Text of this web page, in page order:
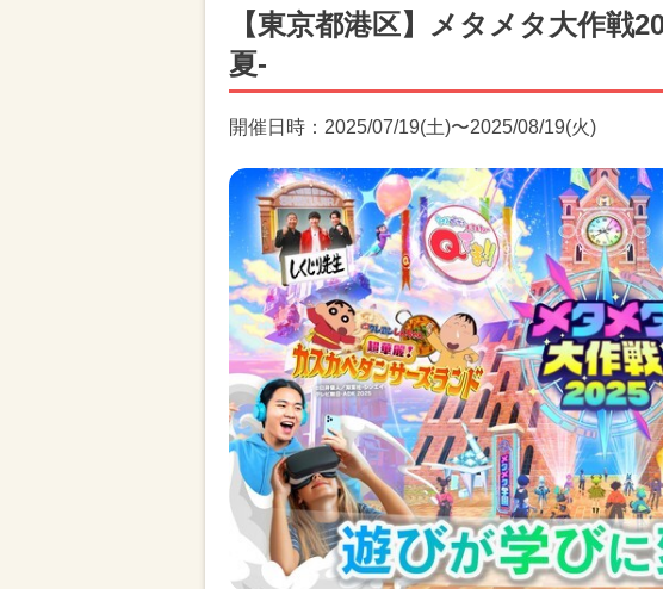
【東京都港区】メタメタ大作戦
夏-
開催日時：2025/07/19(土)〜2025/08/19(火)